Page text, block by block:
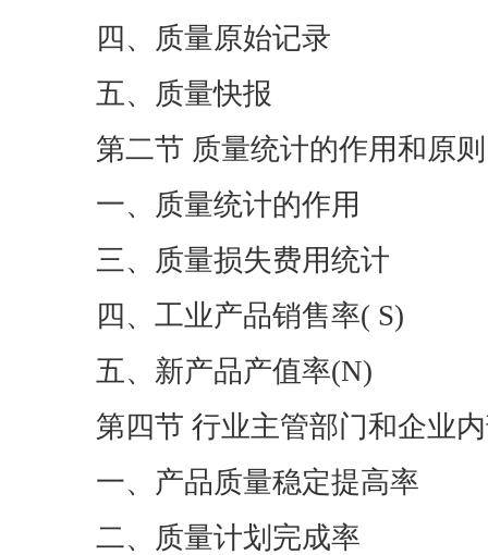
四、质量原始记录
五、质量快报
第二节 质量统计的作用和原则
一、质量统计的作用
三、质量损失费用统计
四、工业产品销售率( S)
五、新产品产值率(N)
第四节 行业主管部门和企业
一、产品质量稳定提高率
二、质量计划完成率